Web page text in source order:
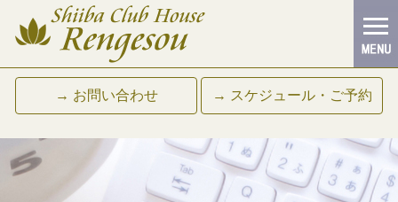
→ お問い合わせ → スケジュール・ご予約